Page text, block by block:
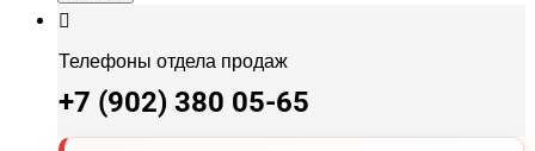
Телефоны отдела продаж
+7 (902) 380 05-65